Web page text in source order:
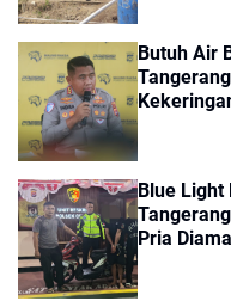
Butuh Air
Blue Light
Pria